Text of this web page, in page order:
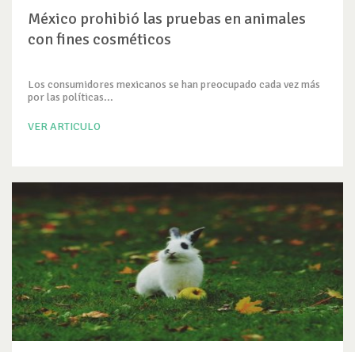
México prohibió las pruebas en animales
con fines cosméticos
Los consumidores mexicanos se han preocupado cada vez más
por las políticas...
VER ARTICULO